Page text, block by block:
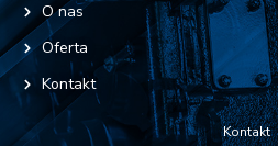
O nas
Oferta
Kontakt
Kontakt